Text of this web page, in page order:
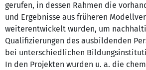
gerufen, in dessen Rahmen die
und Ergebnisse aus früheren
weiterentwickelt wurden, um
Qualifizierungen des ausbildenden
bei unterschiedlichen
In den Projekten wurden u. a. die